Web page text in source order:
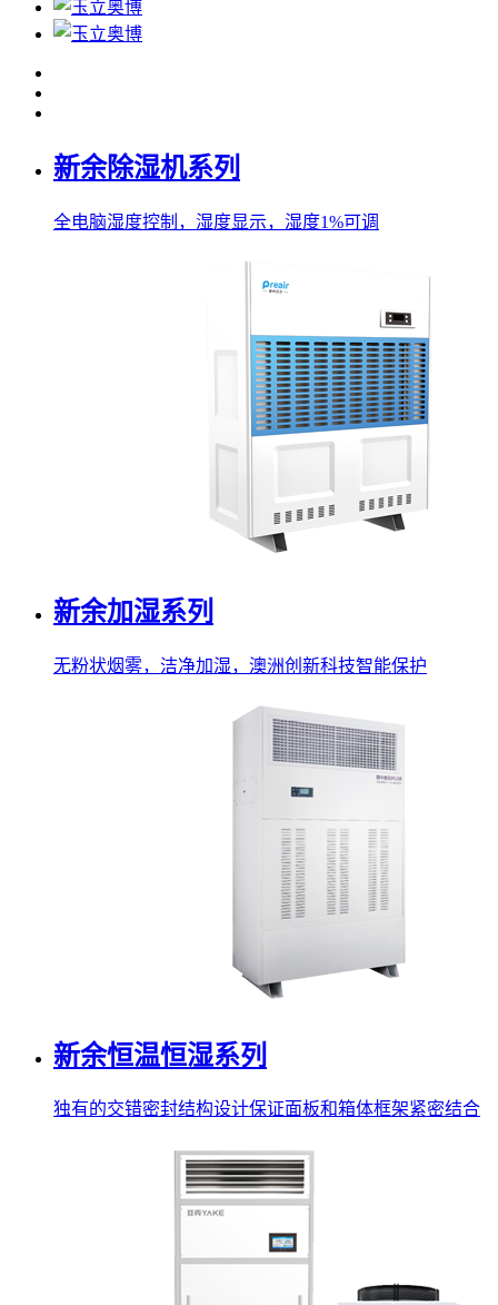
新余除湿机系列
全电脑湿度控制，湿度显示，湿度1%可调
新余加湿系列
无粉状烟雾，洁净加湿，澳洲创新科技智能保护
新余恒温恒湿系列
独有的交错密封结构设计保证面板和箱体框架紧密结合